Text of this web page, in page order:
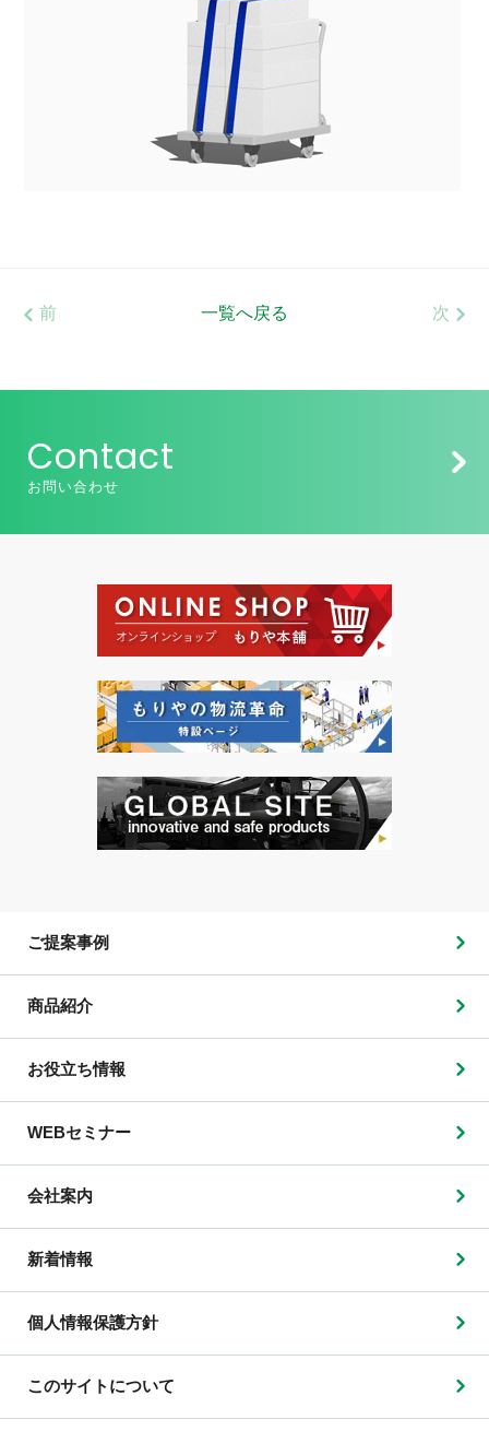
前 一覧へ戻る 次
Contact
お問い合わせ
ご提案事例
商品紹介
お役立ち情報
WEBセミナー
会社案内
新着情報
個人情報保護方針
このサイトについて